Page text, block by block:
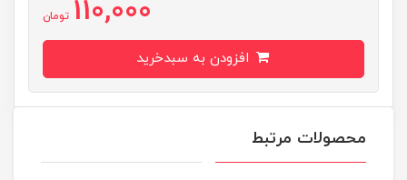
110,000 تومان
محصولات مرتبط